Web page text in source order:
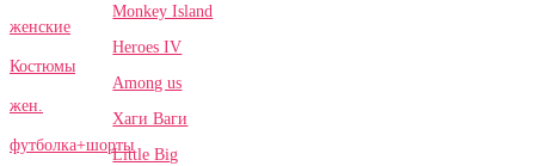
женские
Костюмы
жен.
футболка+шорты
Monkey Island
Heroes IV
Among us
Хаги Ваги
Little Big